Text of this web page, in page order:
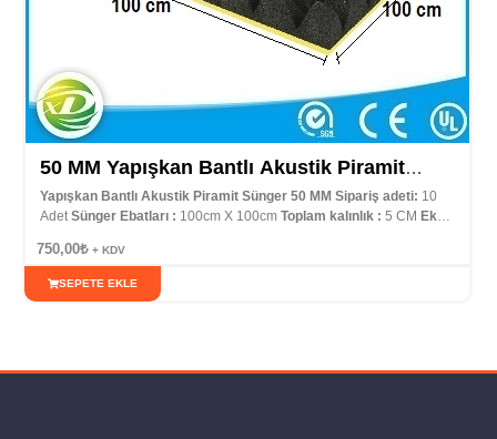
50 MM Yapışkan Bantlı Akustik Piramit
Sünger
Yapışkan Bantlı Akustik Piramit Sünger 50 MM Sipariş adeti: 10
AdetSünger Ebatları : 100cm X 100cm Toplam kalınlık : 5 CM Ek
m2ve üzeri alımlar için bizi arayın UL Sertifikalı Firefoam Firend;
yanmazlıkta BS476:class 0 ve Unı 9175:2008 M1 sertifikalarına sahip
ürünlerdir. Nfaf Poliüretan, Fire foam ses yalıtım izolasyon ürünleri
750,00₺ + KDV
SEPETE EKLE